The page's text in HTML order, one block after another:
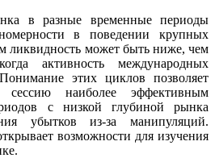
в разные временные периоды
в поведении крупных
ликвидность может быть ниже, чем
активность международных
Понимание этих циклов позволяет
сессию наиболее эффективным
с низкой глубиной рынка
убытков из-за манипуляций.
возможности для изучения